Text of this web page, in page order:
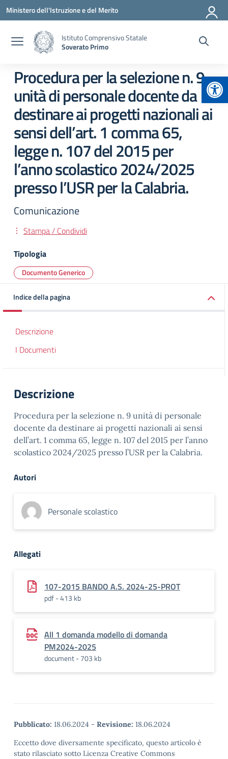
Vai ai contenuti
Vai al menu di navigazione
Vai al footer
Ministero dell'Istruzione e del Merito
Istituto Comprensivo Statale
Soverato Primo
Procedura per la selezione n. 9
unità di personale docente da
destinare ai progetti nazionali ai
sensi dell’art. 1 comma 65,
legge n. 107 del 2015 per
l’anno scolastico 2024/2025
presso l’USR per la Calabria.
Comunicazione
Stampa / Condividi
Tipologia
Documento Generico
Indice della pagina
Descrizione
I Documenti
Descrizione
Procedura per la selezione n. 9 unità di personale
docente da destinare ai progetti nazionali ai sensi
dell’art. 1 comma 65, legge n. 107 del 2015 per l’anno
scolastico 2024/2025 presso l’USR per la Calabria.
Autori
Personale scolastico
Allegati
107-2015 BANDO A.S. 2024-25-PROT
pdf - 413 kb
All 1 domanda modello di domanda
PM2024-2025
document - 703 kb
Pubblicato: 18.06.2024 - Revisione: 18.06.2024
Eccetto dove diversamente specificato, questo articolo è
stato rilasciato sotto Licenza Creative Commons